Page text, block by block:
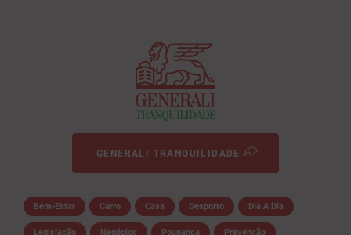
GENERALI TRANQUILIDADE
Bem-Estar Carro Casa Desporto Dia A Dia
Legislação Negócios Poupança Prevenção